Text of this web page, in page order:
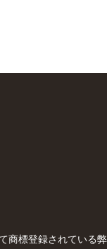
商標登録されている